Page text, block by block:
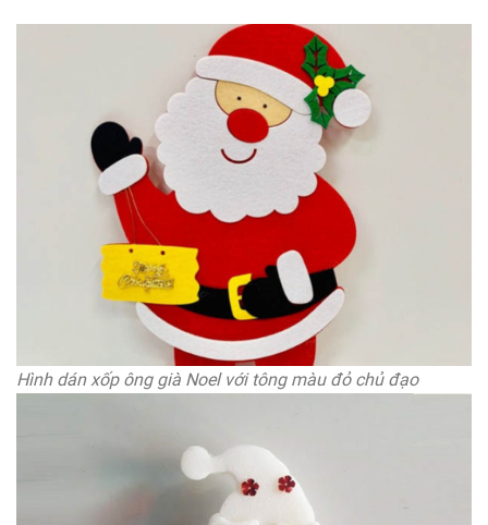
Hình dán xốp ông già Noel với tông màu đỏ chủ đạo